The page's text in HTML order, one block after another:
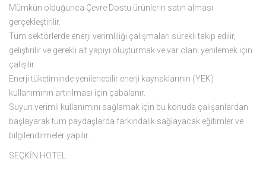
Mümkün olduğunca Çevre Dostu ürünlerin satın alması
gerçekleştirilir.
Tüm sektörlerde enerji verimliliği çalışmaları sürekli takip edilir,
geliştirilir ve gerekli alt yapıyı oluşturmak ve var olanı yenilemek için
çalışılır.
Enerji tüketiminde yenilenebilir enerji kaynaklarının (YEK)
kullanımının artırılması için çabalanır.
Suyun verimli kullanımını sağlamak için bu konuda çalışanlardan
başlayarak tüm paydaşlarda farkındalık sağlayacak eğitimler ve
bilgilendirmeler yapılır.
SEÇKİN HOTEL